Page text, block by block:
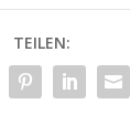
TEILEN: